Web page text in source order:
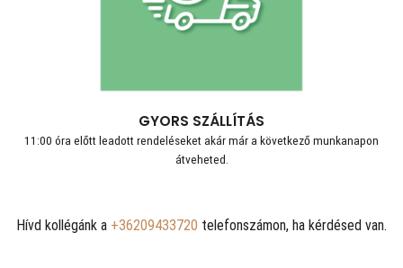
GYORS SZÁLLÍTÁS
11:00 óra előtt leadott rendeléseket akár már a következő munkanapon
átveheted.
Hívd kollégánk a +36209433720 telefonszámon, ha kérdésed van.